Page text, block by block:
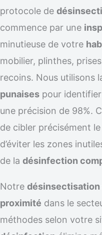
protocole de
commence par une
minutieuse de votre
mobilier, plinthes,
recoins. Nous utilisons
punaises pour
une précision de 98%.
de cibler précisément le
d’éviter les zones
de la désinfection
Notre désinsectisation
proximité dans le
méthodes selon votre